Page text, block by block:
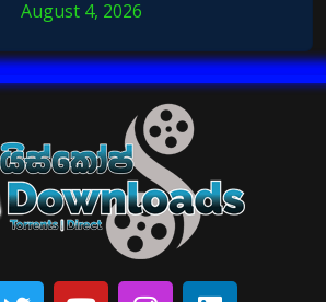
August 4, 2026